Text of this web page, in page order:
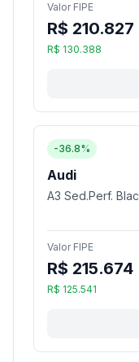
Valor FIPE
R$ 210.827
R$ 130.388
-36.8%
Audi
A3 Sed.Perf.
Valor FIPE
R$ 215.674
R$ 125.541